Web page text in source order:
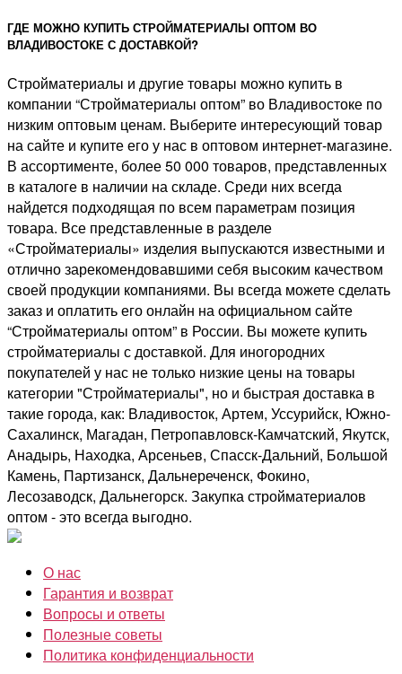
ГДЕ МОЖНО КУПИТЬ СТРОЙМАТЕРИАЛЫ ОПТОМ ВО
ВЛАДИВОСТОКЕ С ДОСТАВКОЙ?
​Стройматериалы и другие товары можно купить в
компании “Стройматериалы оптом” во Владивостоке по
низким оптовым ценам. Выберите интересующий товар
на сайте и купите его у нас в оптовом интернет-магазине.
В ассортименте, более 50 000 товаров, представленных
в каталоге в наличии на складе. Среди них всегда
найдется подходящая по всем параметрам позиция
товара. Все представленные в разделе
«Стройматериалы» изделия выпускаются известными и
отлично зарекомендовавшими себя высоким качеством
своей продукции компаниями. Вы всегда можете сделать
заказ и оплатить его онлайн на официальном сайте
“Стройматериалы оптом” в России. Вы можете купить
стройматериалы с доставкой. Для иногородних
покупателей у нас не только низкие цены на товары
категории "Стройматериалы", но и быстрая доставка в
такие города, как: Владивосток, Артем, Уссурийск, Южно-
Сахалинск, Магадан, Петропавловск-Камчатский, Якутск,
Анадырь, Находка, Арсеньев, Спасск-Дальний, Большой
Камень, Партизанск, Дальнереченск, Фокино,
Лесозаводск, Дальнегорск. Закупка стройматериалов
оптом - это всегда выгодно.
О нас
Гарантия и возврат
Вопросы и ответы
Полезные советы
Политика конфиденциальности